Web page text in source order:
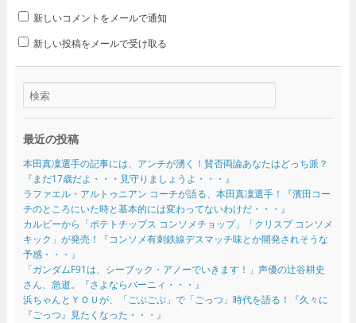
新しいコメントをメールで通知
新しい投稿をメールで受け取る
最近の投稿
本田真凜選手の記事には、アンチが湧く！賛否両論あなたはどっち派？
『まだ17歳だよ・・・見守りましょうよ・・・』
ラファエル・アルトゥニアン コーチが語る、本田真凜選手！『濱田コー
チのところにいた時と基本的には変わってないわけだ・・・』
カルビーから「ポテトチップス コンソメチョップ」「クリスプ コンソメ
キック」が発売！『コンソメ有刺鉄線デスマッチ味とか開発されそうな
予感・・・』
「ガンダムF91は、シーブック・アノーでいきます！」声優の辻谷耕史
さん、急逝。『さよならバーニィ・・・』
浜ちゃんとＹＯＵが、「ごぶごぶ」で「ごっつ」時代を語る！『久々に
『ごっつ』見たくなった・・・』